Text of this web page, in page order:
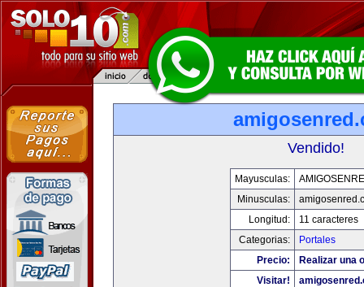
Vendido!
Mayusculas:
Minusculas:
Longitud:
11 caracteres
Categorias:
Portales
Precio:
Realizar una
Visitar!